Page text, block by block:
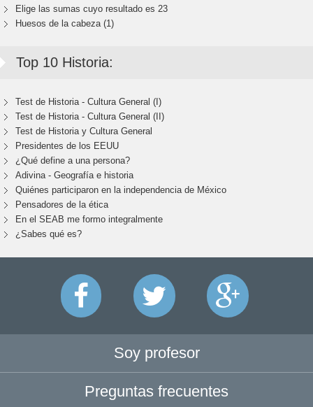
Elige las sumas cuyo resultado es 23
Huesos de la cabeza (1)
Top 10 Historia:
Test de Historia - Cultura General (I)
Test de Historia - Cultura General (II)
Test de Historia y Cultura General
Presidentes de los EEUU
¿Qué define a una persona?
Adivina - Geografía e historia
Quiénes participaron en la independencia de México
Pensadores de la ética
En el SEAB me formo integralmente
¿Sabes qué es?
Soy profesor
Preguntas frecuentes